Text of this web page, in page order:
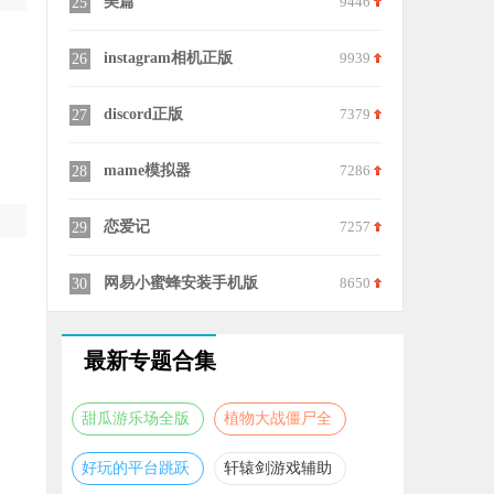
26 instagram相机正版 9939
27 discord正版 7379
28 mame模拟器 7286
29 恋爱记 7257
30 网易小蜜蜂安装手机版 8650
最新专题合集
甜瓜游乐场全版
本合集
植物大战僵尸全
版本合集
好玩的平台跳跃
轩辕剑游戏辅助